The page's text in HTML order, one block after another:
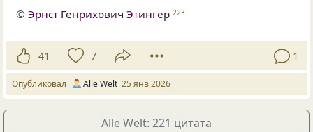
©Эрнст Генрихович Этингер 223
41 7 1
Опубликовал Alle Welt 25 янв 2026
Alle Welt: 221 цитата